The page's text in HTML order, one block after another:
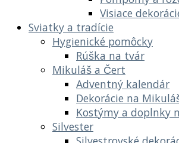
Visiace
Sviatky a tradície
Hygienické pomôcky
Rúška na tvár
Mikuláš a Čert
Adventný kalendár
Dekorácie na
Kostýmy a doplnky
Silvester